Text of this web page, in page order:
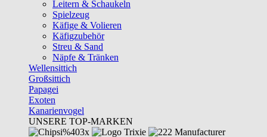
Leitern & Schaukeln
Spielzeug
Käfige & Volieren
Käfigzubehör
Streu & Sand
Näpfe & Tränken
Wellensittich
Großsittich
Papagei
Exoten
Kanarienvogel
UNSERE TOP-MARKEN